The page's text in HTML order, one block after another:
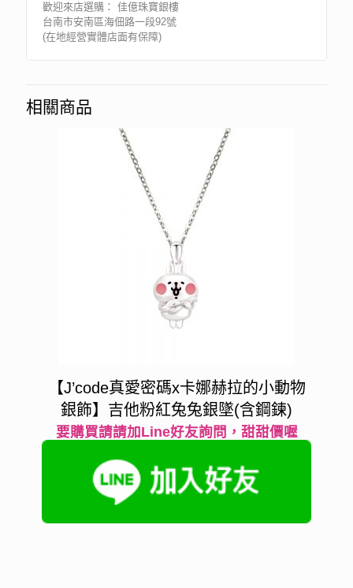
歡迎來店選購： 佳億珠寶銀樓
台南市安南區海佃路一段92號
(在地經營實體店面有保障)
相關商品
【J’code真愛密碼x卡娜赫拉的小動物
銀飾】吉他粉紅兔兔銀墜(含鋼鍊)
要購買請請加Line好友詢問，甜甜價喔